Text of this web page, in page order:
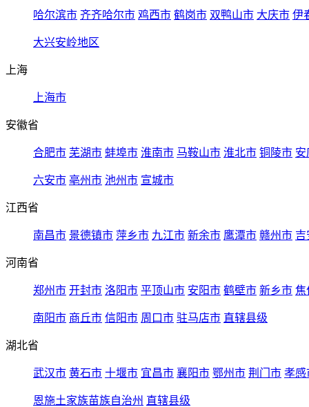
哈尔滨市 齐齐哈尔市 鸡西市 鹤岗市 双鸭山市 大庆市 伊
大兴安岭地区
上海
上海市
安徽省
合肥市 芜湖市 蚌埠市 淮南市 马鞍山市 淮北市 铜陵市 安
六安市 亳州市 池州市 宣城市
江西省
南昌市 景德镇市 萍乡市 九江市 新余市 鹰潭市 赣州市 吉
河南省
郑州市 开封市 洛阳市 平顶山市 安阳市 鹤壁市 新乡市 焦
南阳市 商丘市 信阳市 周口市 驻马店市 直辖县级
湖北省
武汉市 黄石市 十堰市 宜昌市 襄阳市 鄂州市 荆门市 孝感
恩施土家族苗族自治州 直辖县级